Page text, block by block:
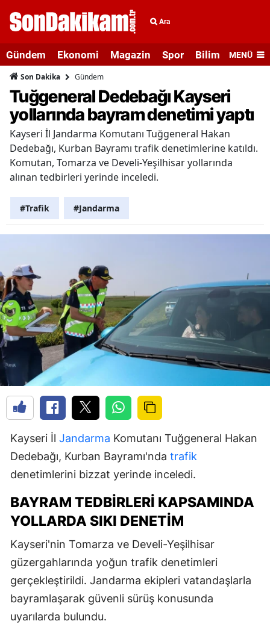
Ara
Gündem Ekonomi Magazin Spor Bilim veMENÜ
Son Dakika Gündem
Tuğgeneral Dedebağı Kayseri
yollarında bayram denetimi yaptı
Kayseri İl Jandarma Komutanı Tuğgeneral Hakan
Dedebağı, Kurban Bayramı trafik denetimlerine katıldı.
Komutan, Tomarza ve Develi-Yeşilhisar yollarında
alınan tedbirleri yerinde inceledi.
#Trafik #Jandarma
Kayseri İl Jandarma Komutanı Tuğgeneral Hakan
Dedebağı, Kurban Bayramı'nda trafik
denetimlerini bizzat yerinde inceledi.
BAYRAM TEDBIRLERI KAPSAMINDA
YOLLARDA SIKI DENETIM
Kayseri'nin Tomarza ve Develi-Yeşilhisar
güzergahlarında yoğun trafik denetimleri
gerçekleştirildi. Jandarma ekipleri vatandaşlarla
bayramlaşarak güvenli sürüş konusunda
uyarılarda bulundu.